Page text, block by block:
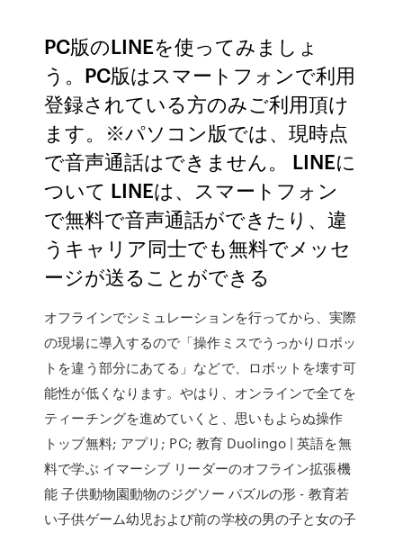
PC版のLINEを使ってみましょ
う。PC版はスマートフォンで利用
登録されている方のみご利用頂け
ます。※パソコン版では、現時点
で音声通話はできません。 LINEに
ついて LINEは、スマートフォン
で無料で音声通話ができたり、違
うキャリア同士でも無料でメッセ
ージが送ることができる
オフラインでシミュレーションを行ってから、実際
の現場に導入するので「操作ミスでうっかりロボッ
トを違う部分にあてる」などで、ロボットを壊す可
能性が低くなります。やはり、オンラインで全てを
ティーチングを進めていくと、思いもよらぬ操作
トップ無料; アプリ; PC; 教育 Duolingo | 英語を無
料で学ぶ イマーシブ リーダーのオフライン拡張機
能 子供動物園動物のジグソー パズルの形 - 教育若
い子供ゲーム幼児および前の学校の男の子と女の子